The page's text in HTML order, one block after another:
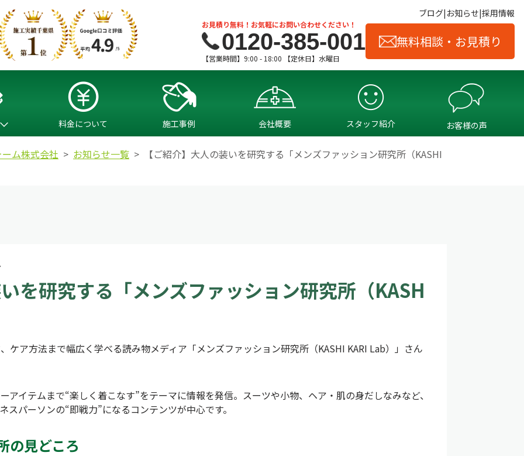
ブログ お知らせ 採用情報
お見積り無料！お気軽にお問い合わせください！
0120-385-001
【営業時間】9:00 - 18:00 【定休日】水曜日
無料相談・お見積り
料金について 施工事例 会社概要 スタッフ紹介 お客様の声
ム株式会社 お知らせ一覧 【ご紹介】大人の装いを研究する「メンズファッション研究所（KASHI
を研究する「メンズファッション研究所（KASH
ケア方法まで幅広く学べる読み物メディア「メンズファッション研究所（KASHI KARI Lab）」さん
アイテムまで“楽しく着こなす”をテーマに情報を発信。スーツや小物、ヘア・肌の身だしなみなど、
パーソンの“即戦力”になるコンテンツが中心です。
の見どころ